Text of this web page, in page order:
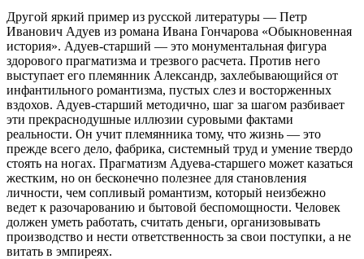
Другой яркий пример из русской литературы — Петр
Иванович Адуев из романа Ивана Гончарова «Обыкновенная
история». Адуев-старший — это монументальная фигура
здорового прагматизма и трезвого расчета. Против него
выступает его племянник Александр, захлебывающийся от
инфантильного романтизма, пустых слез и восторженных
вздохов. Адуев-старший методично, шаг за шагом разбивает
эти прекраснодушные иллюзии суровыми фактами
реальности. Он учит племянника тому, что жизнь — это
прежде всего дело, фабрика, системный труд и умение твердо
стоять на ногах. Прагматизм Адуева-старшего может казаться
жестким, но он бесконечно полезнее для становления
личности, чем сопливый романтизм, который неизбежно
ведет к разочарованию и бытовой беспомощности. Человек
должен уметь работать, считать деньги, организовывать
производство и нести ответственность за свои поступки, а не
витать в эмпиреях.